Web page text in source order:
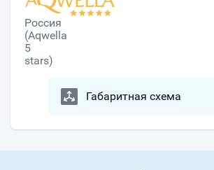
Россия
(Aqwella
5
stars)
Габаритная схема